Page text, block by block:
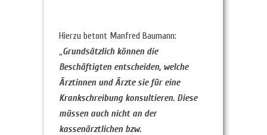
Hierzu betont Manfred Baumann:
„Grundsätzlich können die
Beschäftigten entscheiden, welche
Ärztinnen und Ärzte sie für eine
Krankschreibung konsultieren. Diese
müssen auch nicht an der
kassenärztlichen bzw.